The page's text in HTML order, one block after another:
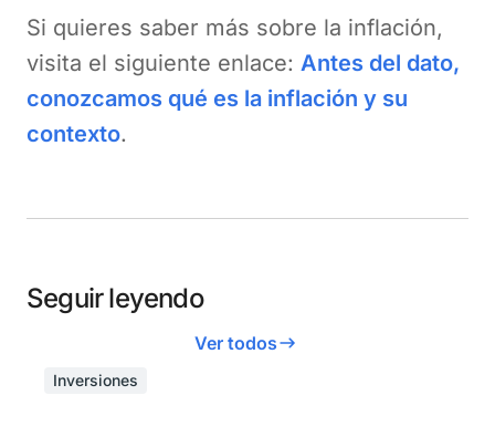
Si quieres saber más sobre la inflación,
visita el siguiente enlace: Antes del dato,
conozcamos qué es la inflación y su
contexto.
Seguir leyendo
Ver todos
Inversiones